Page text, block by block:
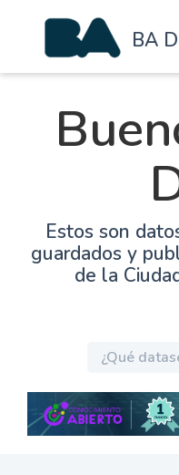
BA
Estos son
guardados y
de la